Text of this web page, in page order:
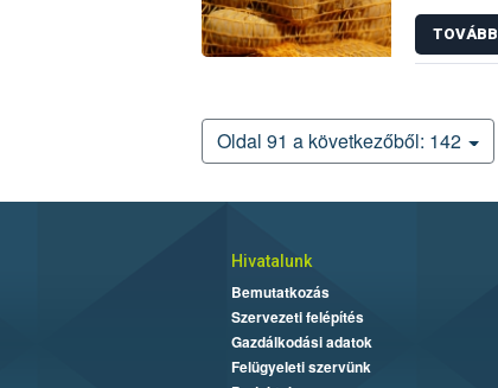
TOVÁBB
Oldal 91 a következőből: 142
Hivatalunk
Bemutatkozás
Szervezeti felépítés
Gazdálkodási adatok
Felügyeleti szervünk